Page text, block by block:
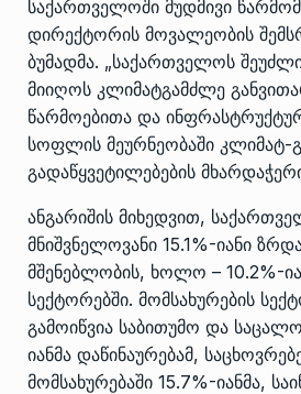
საქართველოში მუდმივი
დირექტორის მოვალეობის
ბუმადმა. „საქართველოს
მიიღოს კლიმატგამძლე
წარმოებითა და
სოფლის მეურნეობაში
გადაწყვეტილებების
ანგარიშის მიხედვით,
მნიშვნელოვანი 15.1%-იანი
მშენებლობის, ხოლო – 10.2%-
სექტორებში. მომსახურების
გამოიწვია საბითუმო და
იანმა დაწინაურებამ,
მომსახურებაში 15.7%-იანმა,